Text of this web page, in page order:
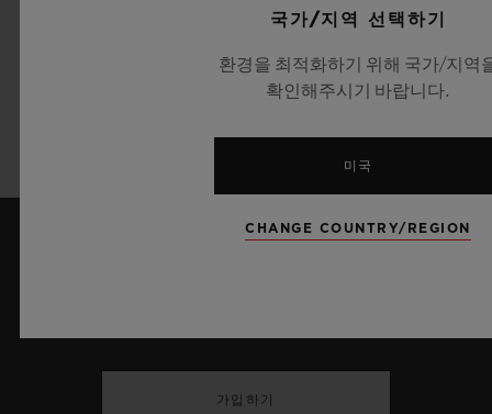
더 알아보기
가입하기
국가/지역 선택하기
환경을 최적화하기 위해 국가/지역
확인해주시기 바랍니다.
미국
CHANGE COUNTRY/REGION